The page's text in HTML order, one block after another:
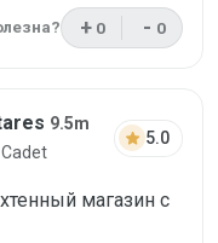
+Отзыв был
0 - Отзыв
0
02 мар 2025
9.5m
Cadet
star 5.0
магазин с